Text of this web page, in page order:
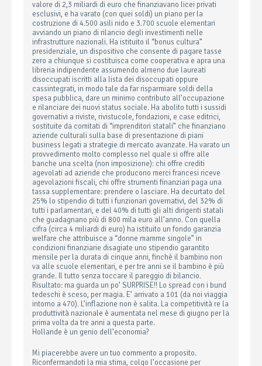
valore di 2,3 miliardi di euro che finanziavano licei privati
esclusivi, e ha varato (con quei soldi) un piano per la
costruzione di 4.500 asili nido e 3.700 scuole elementari
avviando un piano di rilancio degli investimenti nelle
infrastrutture nazionali. Ha istituito il “bonus cultura”
presidenziale, un dispositivo che consente di pagare tasse
zero a chiunque si costituisca come cooperativa e apra una
libreria indipendente assumendo almeno due laureati
disoccupati iscritti alla lista dei disoccupati oppure
cassintegrati, in modo tale da far risparmiare soldi della
spesa pubblica, dare un minimo contributo all’occupazione
e rilanciare dei nuovi status sociale. Ha abolito tutti i sussidi
governativi a riviste, rivistucole, fondazioni, e case editrici,
sostituite da comitati di “imprenditori statali” che finanziano
aziende culturali sulla base di presentazione di piani
business legati a strategie di mercato avanzate. Ha varato un
provvedimento molto complesso nel quale si offre alle
banche una scelta (non imposizione): chi offre crediti
agevolati ad aziende che producono merci francesi riceve
agevolazioni fiscali, chi offre strumenti finanziari paga una
tassa supplementare: prendere o lasciare. Ha decurtato del
25% lo stipendio di tutti i funzionari governativi, del 32% di
tutti i parlamentari, e del 40% di tutti gli alti dirigenti statali
che guadagnano più di 800 mila euro all’anno. Con quella
cifra (circa 4 miliardi di euro) ha istituito un fondo garanzia
welfare che attribuisce a “donne mamme singole” in
condizioni finanziarie disagiate uno stipendio garantito
mensile per la durata di cinque anni, finchè il bambino non
va alle scuole elementari, e per tre anni se il bambino è più
grande. Il tutto senza toccare il pareggio di bilancio.
Risultato: ma guarda un po’ SURPRISE!! Lo spread con i bund
tedeschi è sceso, per magia. E’ arrivato a 101 (da noi viaggia
intorno a 470). L’inflazione non è salita. La competitività re la
produttività nazionale è aumentata nel mese di giugno per la
prima volta da tre anni a questa parte.
Hollande è un genio dell’economia?
Mi piacerebbe avere un tuo commento a proposito.
Riconfermandoti la mia stima, colgo l’occasione per